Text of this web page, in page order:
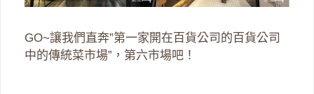
GO~讓我們直奔”第一家開在百貨公司的百貨公司
中的傳統菜市場”，第六市場吧！